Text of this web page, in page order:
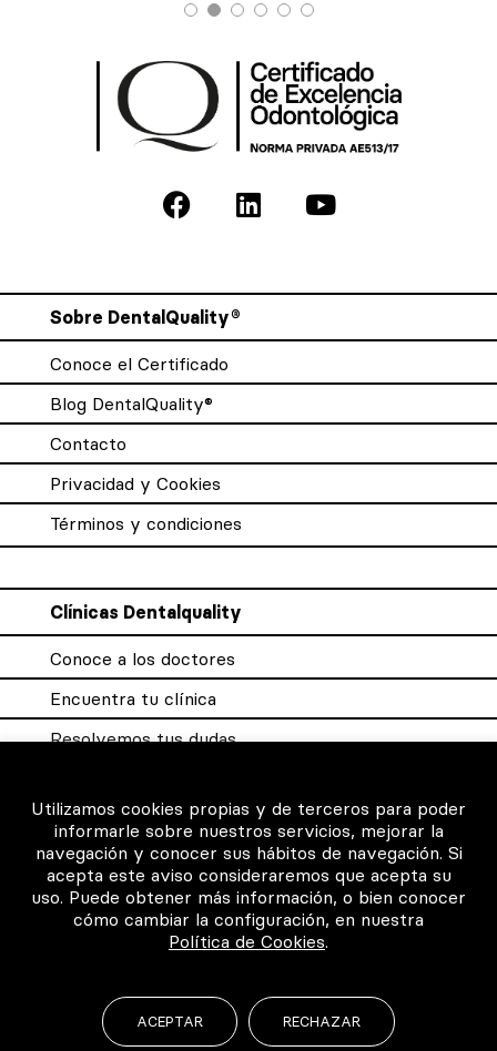
Sobre DentalQuality®
Conoce el Certificado
Blog DentalQuality®
Contacto
Privacidad y Cookies
Términos y condiciones
Clínicas Dentalquality
Conoce a los doctores
Encuentra tu clínica
Resolvemos tus dudas
Para los profesionales
Consigue tu certificado
Intranet clínicas certificadas
Música para los pacientes
Utilizamos cookies propias y de terceros para poder
informarle sobre nuestros servicios, mejorar la
navegación y conocer sus hábitos de navegación. Si
acepta este aviso consideraremos que acepta su
uso. Puede obtener más información, o bien conocer
cómo cambiar la configuración, en nuestra
Política de Cookies.
ACEPTAR RECHAZAR